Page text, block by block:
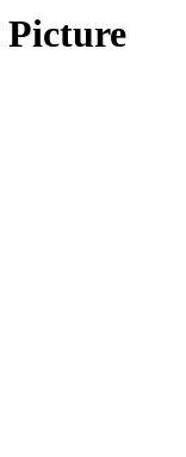
Picture